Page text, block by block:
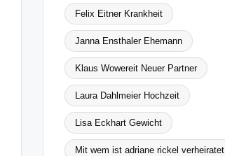
Felix Eitner Krankheit
Janna Ensthaler Ehemann
Klaus Wowereit Neuer Partner
Laura Dahlmeier Hochzeit
Lisa Eckhart Gewicht
Mit wem ist adriane rickel verheiratet